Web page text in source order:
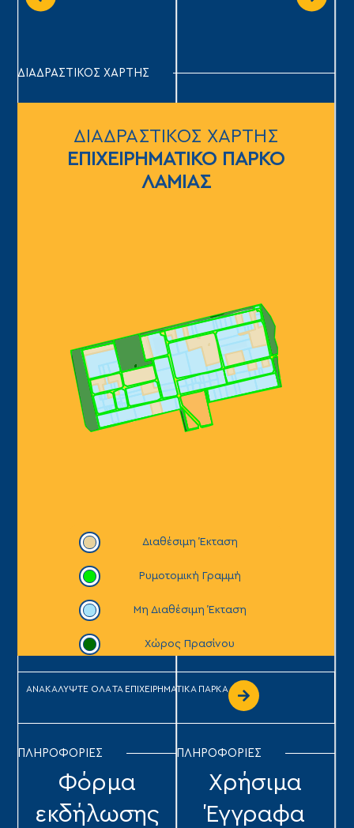
ΔΙΑΔΡΑΣΤΙΚΟΣ ΧΑΡΤΗΣ
ΑΝΑΚΑΛΥΨΤΕ ΟΛΑ ΤΑ ΕΠΙΧΕΙΡΗΜΑΤΙΚΑ ΠΑΡΚΑ
ΠΛΗΡΟΦΟΡΙΕΣ
Φόρμα
εκδήλωσης
ΠΛΗΡΟΦΟΡΙΕΣ
Χρήσιμα
Έγγραφα